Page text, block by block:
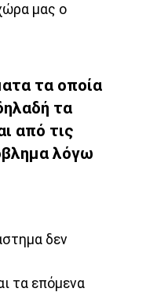
μας ο
τα οποία
τα
από τις
λόγω
δεν
τα επόμενα